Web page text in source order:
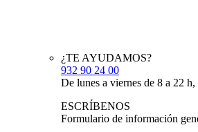
¿TE AYUDAMOS?
932 90 24 00
De lunes a viernes de 8 a 22 h,
ESCRÍBENOS
Formulario de información